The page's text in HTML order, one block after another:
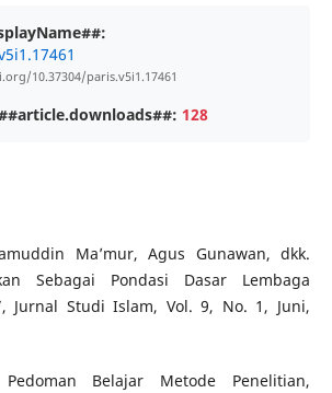
10.37304/paris.v5i1.17461
128
Ma’mur, Agus Gunawan, dkk.
Sebagai Pondasi Dasar Lembaga
Jurnal Studi Islam, Vol. 9, No. 1, Juni,
Belajar Metode Penelitian,